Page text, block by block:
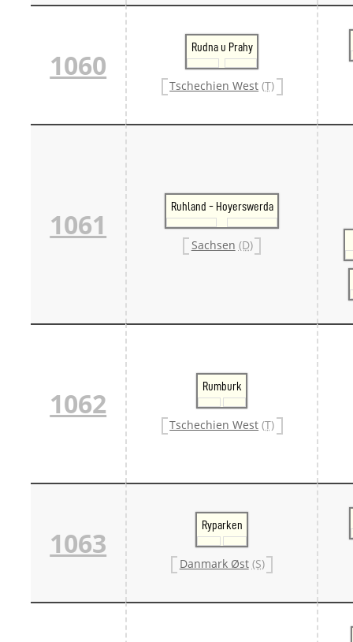
1060
Rudna u Prahy
Tschechien West (T)
1061
Ruhland - Hoyerswerda
Sachsen (D)
1062
Rumburk
Tschechien West (T)
1063
Ryparken
Danmark Øst (S)